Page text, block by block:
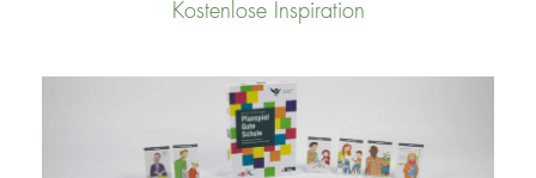
Kostenlose Inspiration